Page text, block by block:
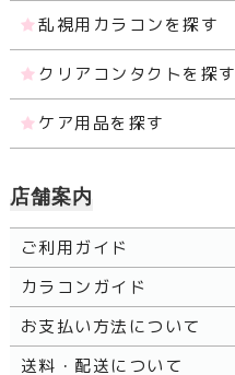
乱視用カラコンを探す
クリアコンタクトを探す
ケア用品を探す
店舗案内
ご利用ガイド
カラコンガイド
お支払い方法について
送料・配送について